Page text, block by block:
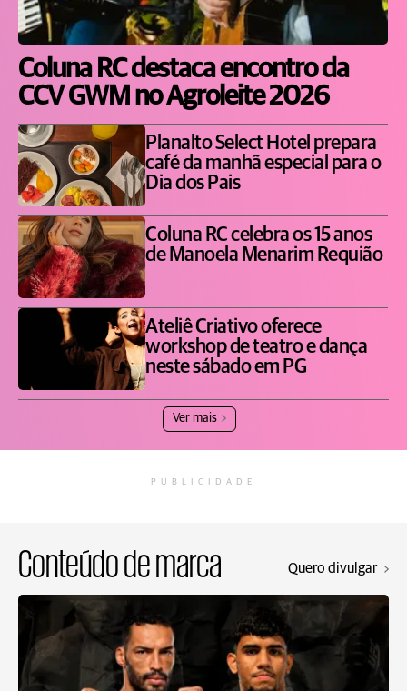
Coluna RC destaca encontro da
CCV GWM no Agroleite 2026
Planalto Select Hotel prepara
café da manhã especial para o
Dia dos Pais
Coluna RC celebra os 15 anos
de Manoela Menarim Requião
Ateliê Criativo oferece
workshop de teatro e dança
neste sábado em PG
Ver mais
PUBLICIDADE
Conteúdo de marca Quero divulgar